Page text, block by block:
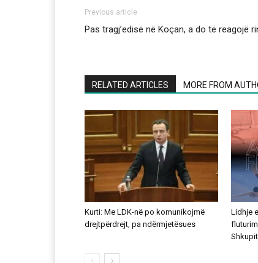
Previous article
Pas tragj’edisë në Koçan, a do të reagojë
RELATED ARTICLES MORE FROM
Kurti: Me LDK-në po komunikojmë
drejtpërdrejt, pa ndërmjetësues
Lidhje
Shkupit